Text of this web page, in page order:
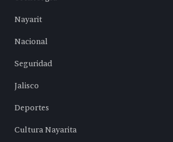
Nayarit
Nacional
Seguridad
Jalisco
Deportes
Cultura Nayarita